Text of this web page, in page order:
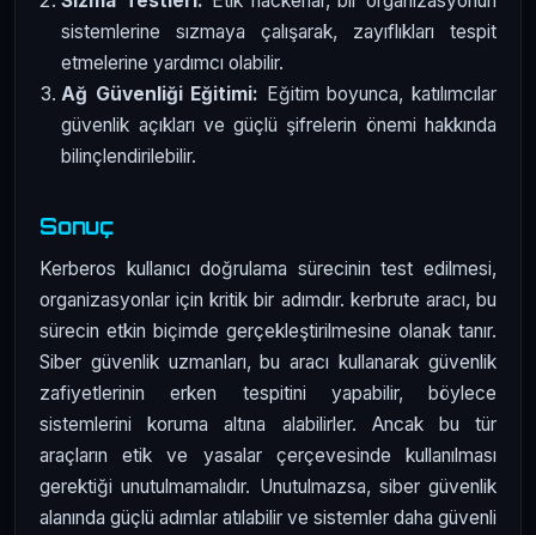
sistemlerine sızmaya çalışarak, zayıflıkları tespit
etmelerine yardımcı olabilir.
Ağ Güvenliği Eğitimi: Eğitim boyunca, katılımcılar
güvenlik açıkları ve güçlü şifrelerin önemi hakkında
bilinçlendirilebilir.
Sonuç
Kerberos kullanıcı doğrulama sürecinin test edilmesi,
organizasyonlar için kritik bir adımdır. kerbrute aracı, bu
sürecin etkin biçimde gerçekleştirilmesine olanak tanır.
Siber güvenlik uzmanları, bu aracı kullanarak güvenlik
zafiyetlerinin erken tespitini yapabilir, böylece
sistemlerini koruma altına alabilirler. Ancak bu tür
araçların etik ve yasalar çerçevesinde kullanılması
gerektiği unutulmamalıdır. Unutulmazsa, siber güvenlik
alanında güçlü adımlar atılabilir ve sistemler daha güvenli